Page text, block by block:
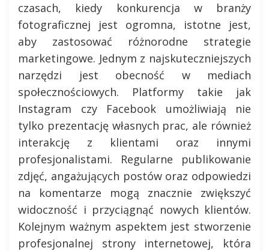
czasach, kiedy konkurencja w branży
fotograficznej jest ogromna, istotne jest,
aby zastosować różnorodne strategie
marketingowe. Jednym z najskuteczniejszych
narzędzi jest obecność w mediach
społecznościowych. Platformy takie jak
Instagram czy Facebook umożliwiają nie
tylko prezentację własnych prac, ale również
interakcję z klientami oraz innymi
profesjonalistami. Regularne publikowanie
zdjęć, angażujących postów oraz odpowiedzi
na komentarze mogą znacznie zwiększyć
widoczność i przyciągnąć nowych klientów.
Kolejnym ważnym aspektem jest stworzenie
profesjonalnej strony internetowej, która